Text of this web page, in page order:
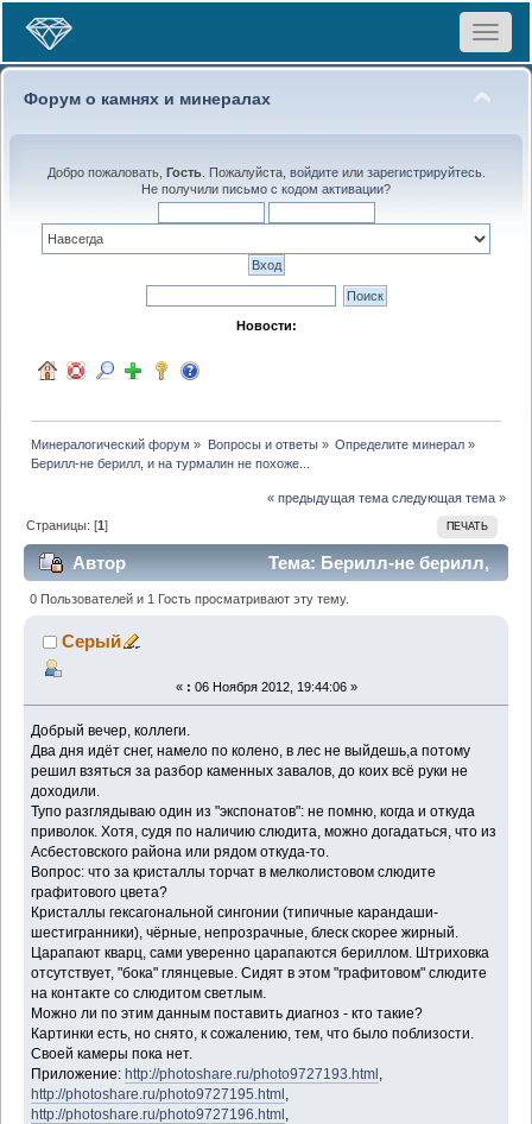
Toggle
Форум о камнях и минералах
Добро пожаловать, Гость. Пожалуйста, войдитеили зарегистрируйтесь.
Не получили письмо с кодом активации?
Новости:
Минералогический форум » Вопросы и ответы» Определите минерал»
Берилл-не берилл, и на турмалин не похоже...
« предыдущая тема следующая тема »
ПЕЧАТЬ
Страницы: [1]
Автор
Тема: Берилл-не берилл,
и на турмалин не похоже... (Прочитано 1549 раз)
0 Пользователей и 1 Гость просматривают эту тему.
Серый
« : 06 Ноября 2012, 19:44:06 »
Добрый вечер, коллеги.
Два дня идёт снег, намело по колено, в лес не выйдешь,а потому
решил взяться за разбор каменных завалов, до коих всё руки не
доходили.
Тупо разглядываю один из "экспонатов": не помню, когда и откуда
приволок. Хотя, судя по наличию слюдита, можно догадаться, что из
Асбестовского района или рядом откуда-то.
Вопрос: что за кристаллы торчат в мелколистовом слюдите
графитового цвета?
Кристаллы гексагональной сингонии (типичные карандаши-
шестигранники), чёрные, непрозрачные, блеск скорее жирный.
Царапают кварц, сами уверенно царапаются бериллом. Штриховка
отсутствует, "бока" глянцевые. Сидят в этом "графитовом" слюдите
на контакте со слюдитом светлым.
Можно ли по этим данным поставить диагноз - кто такие?
Картинки есть, но снято, к сожалению, тем, что было поблизости.
Своей камеры пока нет.
Приложение:http://photoshare.ru/photo9727193.html
http://photoshare.ru/photo9727195.html
http://photoshare.ru/photo9727196.html